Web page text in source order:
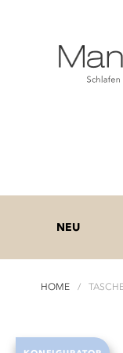
NEU
HOME